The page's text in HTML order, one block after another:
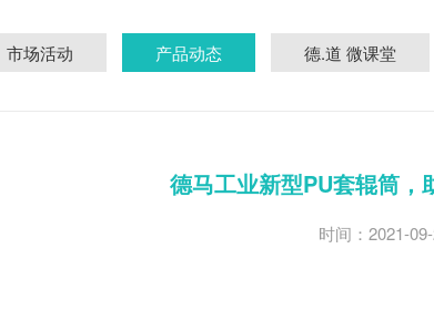
市场活动 产品动态 德.道 微课堂
德马工业新型PU套辊筒，
时间：2021-